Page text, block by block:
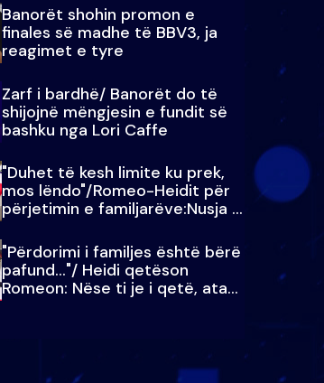
Banorët shohin promon e
finales së madhe të BBV3, ja
reagimet e tyre
Zarf i bardhë/ Banorët do të
shijojnë mëngjesin e fundit së
bashku nga Lori Caffe
"Duhet të kesh limite ku prek,
mos lëndo"/Romeo-Heidit për
përjetimin e familjarëve:Nusja e
Julit…
"Përdorimi i familjes është bërë
pafund…"/ Heidi qetëson
Romeon: Nëse ti je i qetë, ata
qetësohen